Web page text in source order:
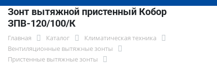
Зонт вытяжной пристенный Кобор
ЗПВ-120/100/К
Главная Каталог
Климатическая техника
Вентиляционные вытяжные зонты
Пристенные вытяжные зонты